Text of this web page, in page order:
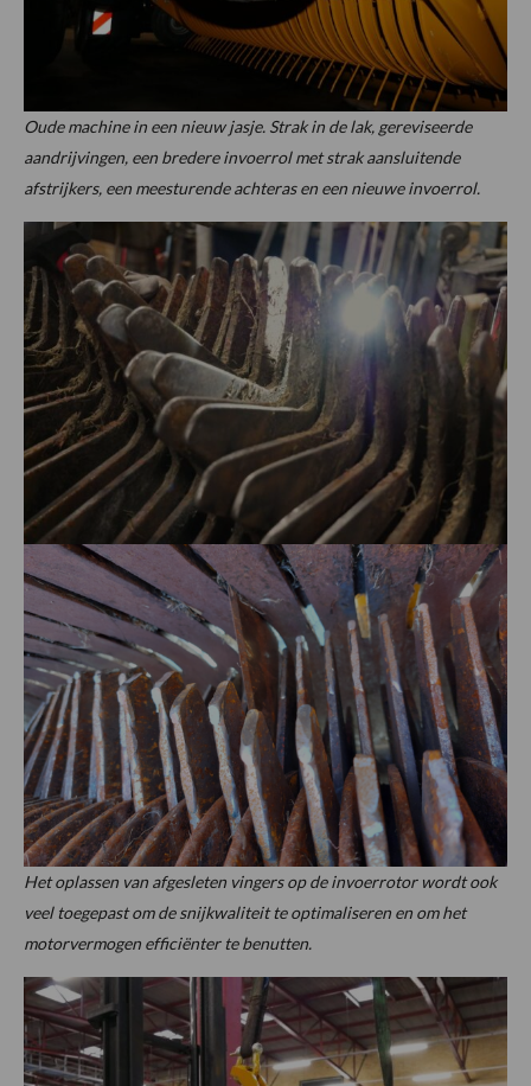
Oude machine in een nieuw jasje. Strak in de lak, gereviseerde
aandrijvingen, een bredere invoerrol met strak aansluitende
afstrijkers, een meesturende achteras en een nieuwe invoerrol.
Het oplassen van afgesleten vingers op de invoerrotor wordt ook
veel toegepast om de snijkwaliteit te optimaliseren en om het
motorvermogen efficiënter te benutten.